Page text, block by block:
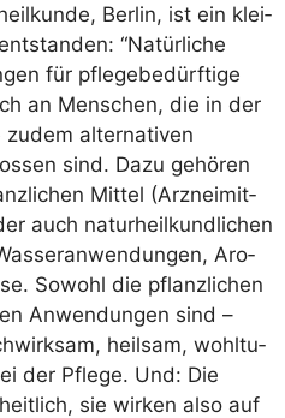
Ber­lin, ist ein klei­
“Natür­li­che
für pfle­ge­be­dürf­ti­ge
an Men­schen, die in der
alter­na­ti­ven
sind. Dazu gehö­ren
Mit­tel (Arz­nei­mit­
auch natur­heil­kund­li­chen
Aro­
Sowohl die pflanz­li­chen
Anwen­dun­gen sind –
heil­sam, wohl­tu­
der Pfle­ge. Und: Die
sie wir­ken also auf